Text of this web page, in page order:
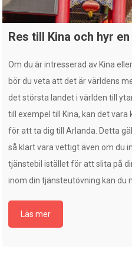
Res till Kina och hyr
Om du är intresserad av Kina
bör du veta att det är världens
det största landet i världen till
till exempel till Kina, kan det
för att ta dig till Arlanda. Detta
så klart vara vettigt även om du
tjänstebil istället för att slita på
inom din tjänsteutövning kan du